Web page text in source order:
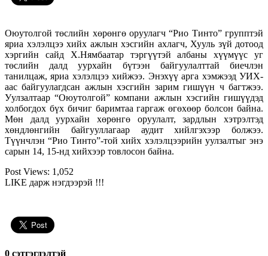
Оюутолгой төслийн хөрөнгө оруулагч “Рио Тинто” групптэй
яриа хэлэлцээ хийх ажлын хэсгийн ахлагч, Хууль зүй дотоод
хэргийн сайд Х.Нямбаатар тэргүүтэй албаны хүүмүүс уг
төслийн далд уурхайн бүтээн байгуулалттай биечлэн
танилцаж, яриа хэлэлцээ хийжээ. Энэхүү арга хэмжээд УИХ-
аас байгуулагдсан ажлын хэсгийн зарим гишүүн ч багтжээ.
Уулзалтаар “Оюутолгой” компани ажлын хэсгийн гишүүдэд
холбогдох бүх бичиг баримтаа гаргаж өгөхөөр болсон байна.
Мөн далд уурхайн хөрөнгө оруулалт, зардлын хэтрэлтэд
хөндлөнгийн байгууллагаар аудит хийлгэхээр болжээ.
Түүнчлэн “Рио Тинто”-той хийх хэлэлцээрийн уулзалтыг энэ
сарын 14, 15-нд хийхээр товлосон байна.
Post Views: 1,052
LIKE дарж нэгдээрэй !!!
0 cэтгэгдэлтэй